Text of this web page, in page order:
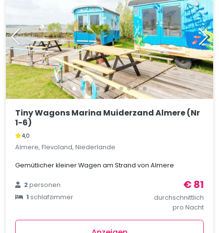
Tiny Wagons Marina Muiderzand Almere (Nr
1-6)
4,0
Almere, Flevoland, Niederlande
Gemütlicher kleiner Wagen am Strand von Almere
2personen
1schlafzimmer
€ 81
durchschnittlich
pro Nacht